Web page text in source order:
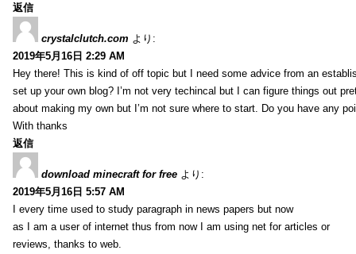
返信
crystalclutch.com より:
2019年5月16日 2:29 AM
Hey there! This is kind of off topic but I need some advice from an
set up your own blog? I’m not very techincal but I can figure things out
about making my own but I’m not sure where to start. Do you have any
With thanks
返信
download minecraft for free より:
2019年5月16日 5:57 AM
I every time used to study paragraph in news papers but now
as I am a user of internet thus from now I am using net for articles or
reviews, thanks to web.